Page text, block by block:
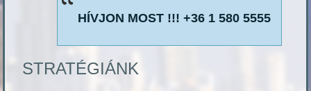
HÍVJON MOST !!! +36 1 580 5555
STRATÉGIÁNK